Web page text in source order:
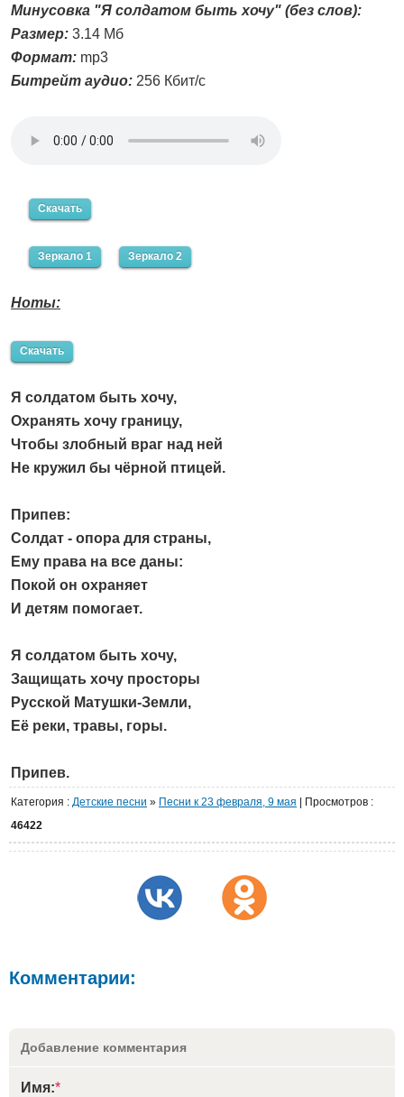
Минусовка "Я солдатом быть хочу" (без слов):
Размер: 3.14 Мб
Формат: mp3
Битрейт аудио: 256 Кбит/с
Скачать
Зеркало 1 Зеркало 2
Ноты:
Скачать
Я солдатом быть хочу,
Охранять хочу границу,
Чтобы злобный враг над ней
Не кружил бы чёрной птицей.
Припев:
Солдат - опора для страны,
Ему права на все даны:
Покой он охраняет
И детям помогает.
Я солдатом быть хочу,
Защищать хочу просторы
Русской Матушки-Земли,
Её реки, травы, горы.
Припев.
Категория : Детские песни » Песни к 23 февраля, 9 мая Просмотров :
46422
Комментарии:
Добавление комментария
Имя:*